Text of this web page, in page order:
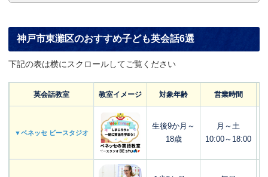
神戸市東灘区のおすすめ子ども英会話6選
下記の表は横にスクロールしてご覧ください
英会話教室 教室イメージ 対象年齢 営業時間
▼ベネッセ ビースタジオ
生後9か月～
18歳
月～土
10:00～18:00